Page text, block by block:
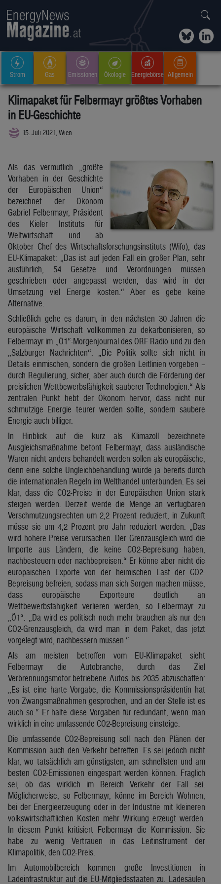
Strom Gas Emissionen Ökologie Energiebörse Allgemein
Klimapaket für Felbermayr größtes Vorhaben
in EU-Geschichte
15. Juli 2021, Wien
Als das vermutlich „größte
Vorhaben in der Geschichte
der Europäischen Union“
bezeichnet der Ökonom
Gabriel Felbermayr, Präsident
des Kieler Instituts für
Weltwirtschaft und ab
Oktober Chef des Wirtschaftsforschungsinstituts (Wifo), das
EU-Klimapaket: „Das ist auf jeden Fall ein großer Plan, sehr
ausführlich, 54 Gesetze und Verordnungen müssen
geschrieben oder angepasst werden, das wird in der
Umsetzung viel Energie kosten.“ Aber es gebe keine
Alternative.
Schließlich gehe es darum, in den nächsten 30 Jahren die
europäische Wirtschaft vollkommen zu dekarbonisieren, so
Felbermayr im „Ö1“-Morgenjournal des ORF Radio und zu den
„Salzburger Nachrichten“: „Die Politik sollte sich nicht in
Details einmischen, sondern die großen Leitlinien vorgeben –
durch Regulierung, sicher, aber auch durch die Förderung der
preislichen Wettbewerbsfähigkeit sauberer Technologien.“ Als
zentralen Punkt hebt der Ökonom hervor, dass nicht nur
schmutzige Energie teurer werden sollte, sondern saubere
Energie auch billiger.
In Hinblick auf die kurz als Klimazoll bezeichnete
Ausgleichsmaßnahme betont Felbermayr, dass ausländische
Waren nicht anders behandelt werden sollen als europäische,
denn eine solche Ungleichbehandlung würde ja bereits durch
die internationalen Regeln im Welthandel unterbunden. Es sei
klar, dass die CO2-Preise in der Europäischen Union stark
steigen werden. Derzeit werde die Menge an verfügbaren
Verschmutzungsrechten um 2,2 Prozent reduziert, in Zukunft
müsse sie um 4,2 Prozent pro Jahr reduziert werden. „Das
wird höhere Preise verursachen. Der Grenzausgleich wird die
Importe aus Ländern, die keine CO2-Bepreisung haben,
nachbesteuern oder nachbepreisen.“ Er könne aber nicht die
europäischen Exporte von der heimischen Last der CO2-
Bepreisung befreien, sodass man sich Sorgen machen müsse,
dass europäische Exporteure deutlich an
Wettbewerbsfähigkeit verlieren werden, so Felbermayr zu
„Ö1“. „Da wird es politisch noch mehr brauchen als nur den
CO2-Grenzausgleich, da wird man in dem Paket, das jetzt
vorgelegt wird, nachbessern müssen.“
Als am meisten betroffen vom EU-Klimapaket sieht
Felbermayr die Autobranche, durch das Ziel
Verbrennungsmotor-betriebene Autos bis 2035 abzuschaffen:
„Es ist eine harte Vorgabe, die Kommissionspräsidentin hat
von Zwangsmaßnahmen gesprochen, und an der Stelle ist es
auch so.“ Er halte diese Vorgaben für redundant, wenn man
wirklich in eine umfassende CO2-Bepreisung einsteige.
Die umfassende CO2-Bepreisung soll nach den Plänen der
Kommission auch den Verkehr betreffen. Es sei jedoch nicht
klar, wo tatsächlich am günstigsten, am schnellsten und am
besten CO2-Emissionen eingespart werden können. Fraglich
sei, ob das wirklich im Bereich Verkehr der Fall sei.
Möglicherweise, so Felbermayr, könne im Bereich Wohnen,
bei der Energieerzeugung oder in der Industrie mit kleineren
volkswirtschaftlichen Kosten mehr Wirkung erzeugt werden.
In diesem Punkt kritisiert Felbermayr die Kommission: Sie
habe zu wenig Vertrauen in das Leitinstrument der
Klimapolitik, den CO2-Preis.
Im Automobilbereich kommen große Investitionen in
Ladeinfrastruktur auf die EU-Mitgliedsstaaten zu. Ladesäulen